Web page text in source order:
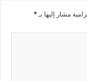
مشار إليها بـ*